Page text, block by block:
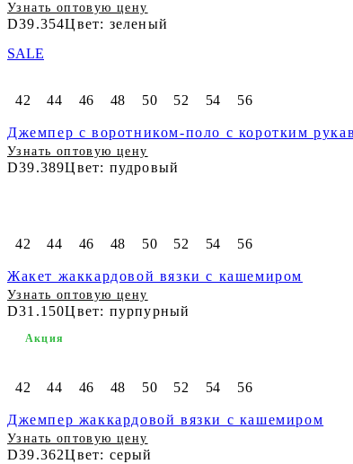
Узнать оптовую цену
D39.354Цвет: зеленый
42 44 46 48 50 52 54 56
Джемпер с воротником-поло с коротким
Узнать оптовую цену
D39.389Цвет: пудровый
SALE
42 44 46 48 50 52 54 56
Жакет жаккардовой вязки с кашемиром
Узнать оптовую цену
D31.150Цвет: пурпурный
42 44 46 48 50 52 54 56
Джемпер жаккардовой вязки с кашемиром
Узнать оптовую цену
D39.362Цвет: серый
Акция